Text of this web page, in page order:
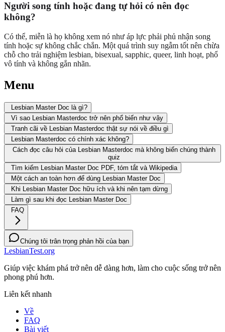
Người song tính hoặc đang tự hỏi có nên đọc
không?
Có thể, miễn là họ không xem nó như áp lực phải phủ nhận song
tính hoặc sự không chắc chắn. Một quá trình suy ngẫm tốt nên chừa
chỗ cho trải nghiệm lesbian, bisexual, sapphic, queer, linh hoạt, phổ
vô tính và không gắn nhãn.
Menu
Lesbian Master Doc là gì?
Vì sao Lesbian Masterdoc trở nên phổ biến như vậy
Tranh cãi về Lesbian Masterdoc thật sự nói về điều gì
Lesbian Masterdoc có chính xác không?
Cách đọc câu hỏi của Lesbian Masterdoc mà không biến chúng thành
quiz
Tìm kiếm Lesbian Master Doc PDF, tóm tắt và Wikipedia
Một cách an toàn hơn để dùng Lesbian Master Doc
Khi Lesbian Master Doc hữu ích và khi nên tạm dừng
Làm gì sau khi đọc Lesbian Master Doc
FAQ
Chúng tôi trân trọng phản hồi của bạn
LesbianTest.org
Giúp việc khám phá trở nên dễ dàng hơn, làm cho cuộc sống trở nên
phong phú hơn.
Liên kết nhanh
Về
FAQ
Bài viết